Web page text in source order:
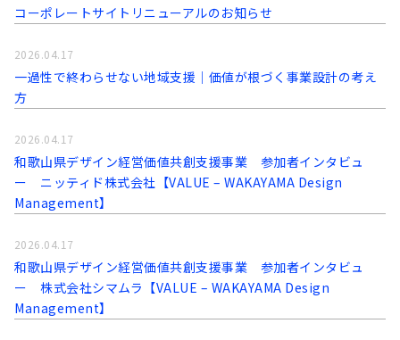
コーポレートサイトリニューアルのお知らせ
一過性で終わらせない地域支援｜価値が根づく事業設計の考え
方
2026.04.17
和歌山県デザイン経営価値共創支援事業 参加者インタビュ
ー ニッティド株式会社【VALUE – WAKAYAMA Design
Management】
2026.04.17
和歌山県デザイン経営価値共創支援事業 参加者インタビュ
ー 株式会社シマムラ【VALUE – WAKAYAMA Design
Management】
2026.04.17